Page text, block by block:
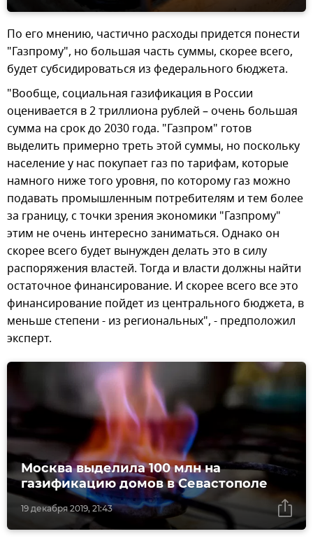
По его мнению, частично расходы придется понести
"Газпрому", но большая часть суммы, скорее всего,
будет субсидироваться из федерального бюджета.
"Вообще, социальная газификация в России
оценивается в 2 триллиона рублей – очень большая
сумма на срок до 2030 года. "Газпром" готов
выделить примерно треть этой суммы, но поскольку
население у нас покупает газ по тарифам, которые
намного ниже того уровня, по которому газ можно
подавать промышленным потребителям и тем более
за границу, с точки зрения экономики "Газпрому"
этим не очень интересно заниматься. Однако он
скорее всего будет вынужден делать это в силу
распоряжения властей. Тогда и власти должны найти
остаточное финансирование. И скорее всего все это
финансирование пойдет из центрального бюджета, в
меньше степени - из региональных", - предположил
эксперт.
19 декабря 2019, 21:43
Москва выделила 100 млн на
газификацию домов в Севастополе